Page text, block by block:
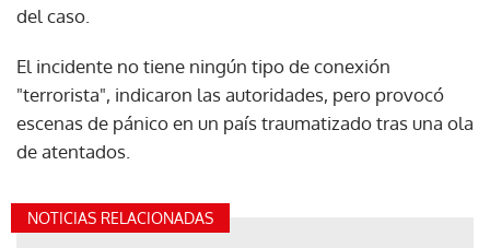
del caso.
El incidente no tiene ningún tipo de conexión
"terrorista", indicaron las autoridades, pero provocó
escenas de pánico en un país traumatizado tras una ola
de atentados.
NOTICIAS RELACIONADAS